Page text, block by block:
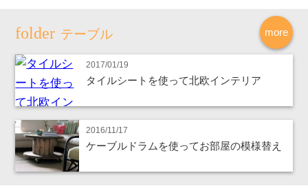
more
テーブル
2017/01/19
タイルシートを使って北欧インテリア
2016/11/17
ケーブルドラムを使ってお部屋の模様替え